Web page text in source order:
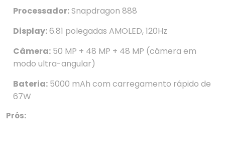
Processador:Snapdragon 888
Display:6.81 polegadas AMOLED, 120Hz
Câmera: 50 MP + 48 MP + 48 MP (câmera em
modo ultra-angular)
Bateria: 5000 mAh com carregamento rápido de
67W
Prós: